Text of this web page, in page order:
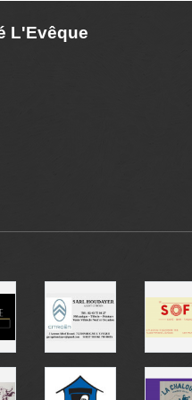
L'Evêque